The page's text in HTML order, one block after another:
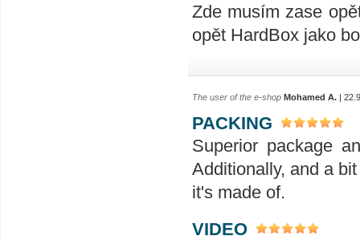
Zde musím zase
opět HardBox jako
The user of the e-shop Mohamed A. |
PACKING
Superior package
Additionally, and a
it's made of.
VIDEO